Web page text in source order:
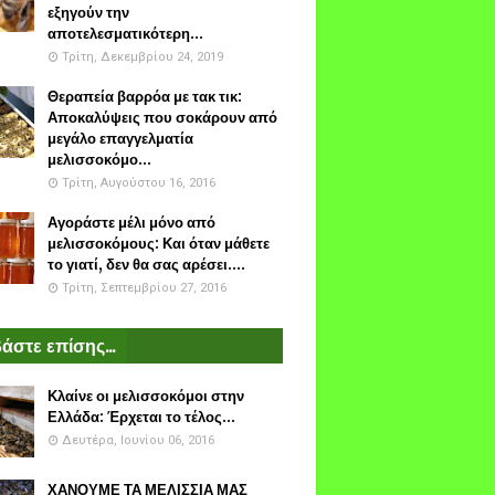
εξηγούν την
αποτελεσματικότερη...
Τρίτη, Δεκεμβρίου 24, 2019
Θεραπεία βαρρόα με τακ τικ:
Αποκαλύψεις που σοκάρουν από
μεγάλο επαγγελματία
μελισσοκόμο...
Τρίτη, Αυγούστου 16, 2016
Αγοράστε μέλι μόνο από
μελισσοκόμους: Και όταν μάθετε
το γιατί, δεν θα σας αρέσει....
Τρίτη, Σεπτεμβρίου 27, 2016
επίσης...
Κλαίνε οι μελισσοκόμοι στην
Ελλάδα: Έρχεται το τέλος...
Δευτέρα, Ιουνίου 06, 2016
ΧΑΝΟΥΜΕ ΤΑ ΜΕΛΙΣΣΙΑ ΜΑΣ